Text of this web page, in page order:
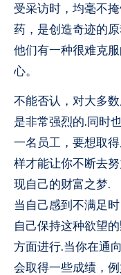
受采访时，均毫不
药，是创造奇迹的
他们有一种很难克
心。
不能否认，对大多
是非常强烈的.同时
一名员工，要想取
样才能让你不断去
现自己的财富之梦.
当自己感到不满足
自己保持这种欲望
方面进行.当你在通
会取得一些成绩，